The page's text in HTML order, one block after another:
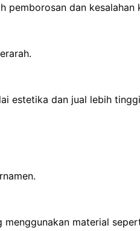
pemborosan dan kesalahan
estetika dan jual lebih
material